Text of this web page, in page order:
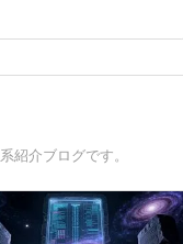
紹介ブログです。